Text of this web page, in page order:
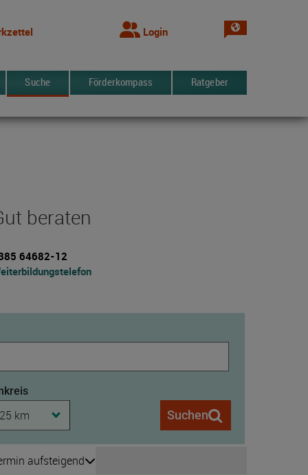
Login Sprache
Suche Förderkompass Ratgeber
beraten
64682-12
25 km Suchen
wechseln
aufsteigend